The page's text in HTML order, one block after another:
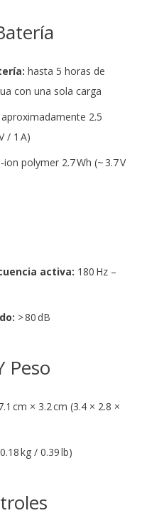
hasta 5 horas de
con una sola carga
aproximadamente 2.5
/ 1 A)
polymer 2.7 Wh (~ 3.7 V
activa: 180 Hz –
> 80 dB
Peso
cm × 3.2 cm (3.4 × 2.8 ×
kg / 0.39 lb)